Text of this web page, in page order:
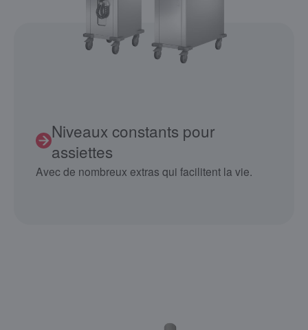
Niveaux constants pour
assiettes
Avec de nombreux extras qui facilitent la vie.